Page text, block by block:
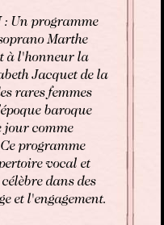
: Un programme
Marthe
à l'honneur la
Jacquet de la
rares femmes
baroque
jour comme
programme
vocal et
dans des
et l'engagement.